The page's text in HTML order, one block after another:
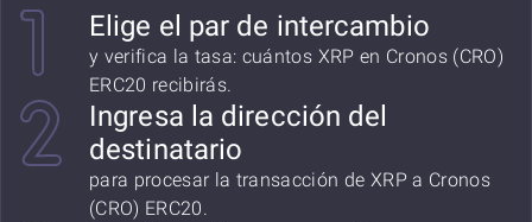
Elige el par de intercambio
y verifica la tasa: cuántos XRP en Cronos (CRO)
ERC20 recibirás.
Ingresa la dirección del
destinatario
para procesar la transacción de XRP a Cronos
(CRO) ERC20.